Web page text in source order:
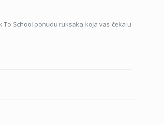
To School ponudu ruksaka koja vas čeka u